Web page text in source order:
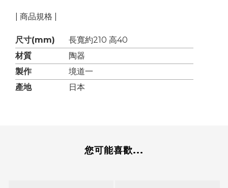
| 商品規格 |
尺寸(mm)
長寬約210 高40
材質
陶器
製作
境道一
產地
日本
您可能喜歡...